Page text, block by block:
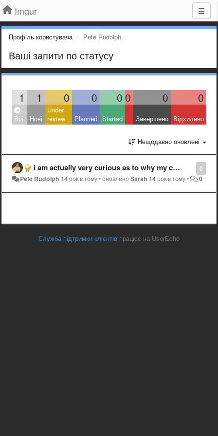
Imgur
Профіль користувача Pete Rudolph
Ваші запити по статусу
1 1 0 0 0 0 0 0
Всі Нові
Under
review
Planned Started Завершено Відхилено
Нещодавно оновлені
0
i am actually very curious as to why my completely sfw link was deleted.
Pete Rudolph 14 років тому•оновленоSarah 14 років тому• 0
Служба підтримки клієнтів працює на UserEcho